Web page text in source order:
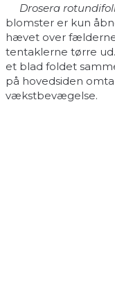
Drosera
blomster er kun
hævet over
tentaklerne tørre
et blad foldet
på hovedsiden
vækstbevægelse.